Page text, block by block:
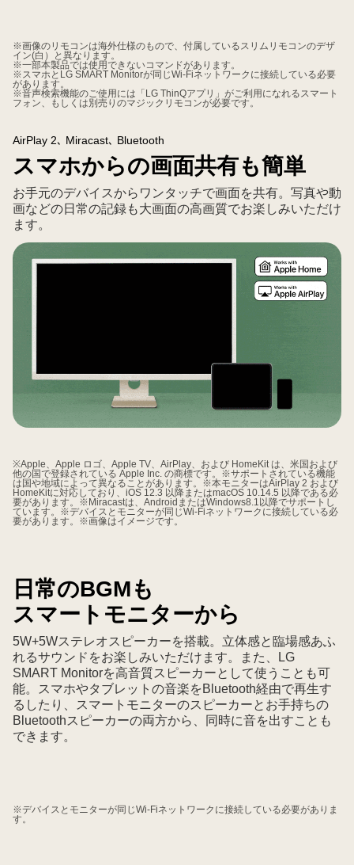
生
す
時
停
す
※画像のリモコンは海外仕様のもので、付属しているスリムリモコンのデザ
イン(白）と異なります。
※一部本製品では使用できないコマンドがあります。
※スマホとLG SMART Monitorが同じWi-Fiネットワークに接続している必要
があります。
※音声検索機能のご使用には「LG ThinQアプリ」がご利用になれるスマート
フォン、もしくは別売りのマジックリモコンが必要です。
AirPlay 2､ Miracast､ Bluetooth
スマホからの画面共有も簡単
お手元のデバイスからワンタッチで画面を共有。写真や動
画などの日常の記録も大画面の高画質でお楽しみいただけ
ます。
※Apple、Apple ロゴ、Apple TV、AirPlay、および HomeKit は、米国および
他の国で登録されている Apple Inc. の商標です。※サポートされている機能
は国や地域によって異なることがあります。※本モニターはAirPlay 2 および
HomeKitに対応しており、iOS 12.3 以降またはmacOS 10.14.5 以降である必
要があります。※Miracastは、AndroidまたはWindows8.1以降でサポートし
ています。※デバイスとモニターが同じWi-Fiネットワークに接続している必
要があります。※画像はイメージです。
日常のBGMも
スマートモニターから
5W+5Wステレオスピーカーを搭載。立体感と臨場感あふ
れるサウンドをお楽しみいただけます。また、LG
SMART Monitorを高音質スピーカーとして使うことも可
能。スマホやタブレットの音楽をBluetooth経由で再生す
るしたり、スマートモニターのスピーカーとお手持ちの
Bluetoothスピーカーの両方から、同時に音を出すことも
できます。
※デバイスとモニターが同じWi-Fiネットワークに接続している必要がありま
す。